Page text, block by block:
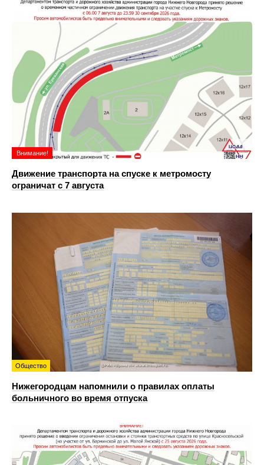
Внимание!
Движение транспорта на спуске к метромосту
ограничат с 7 августа
Общество
Нижегородцам напомнили о правилах оплаты
больничного во время отпуска